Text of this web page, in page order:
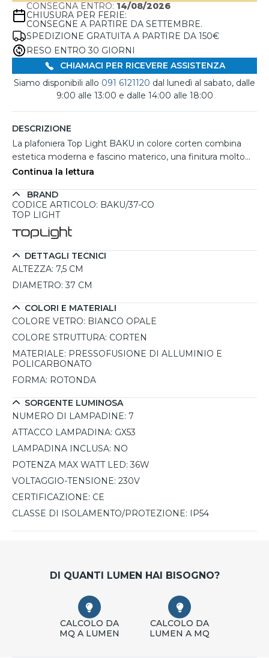
CONSEGNA ENTRO: 14/08/2026
CHIUSURA PER FERIE:
CONSEGNE A PARTIRE DA SETTEMBRE.
SPEDIZIONE GRATUITA A PARTIRE DA 150€
RESO ENTRO 30 GIORNI
CHIAMACI PER RICEVERE ASSISTENZA
Siamo disponibili allo 091 6121120 dal lunedì al sabato, dalle
9:00 alle 13:00 e dalle 14:00 alle 18:00
DESCRIZIONE
La plafoniera Top Light BAKU in colore corten combina
estetica moderna e fascino materico, una finitura molto
amata negli ambienti esterni per il suo effetto caldo e
perfettamente a porticati, terrazze e ingressi
contemporanei, mentre il diffusore bianco opale crea una
pressofusione di alluminio con protezione IP54, garantisce
affidabilità anche in spazi esposti a pioggia e umidità.
Compatibile con 7 lampadine GX53 intercambiabili fino a
36W complessivi.
Continua la lettura
BRAND
CODICE ARTICOLO: BAKU/37-CO
TOP LIGHT
DETTAGLI TECNICI
ALTEZZA: 7,5 CM
DIAMETRO: 37 CM
COLORI E MATERIALI
COLORE VETRO: BIANCO OPALE
COLORE STRUTTURA: CORTEN
MATERIALE: PRESSOFUSIONE DI ALLUMINIO E
POLICARBONATO
FORMA: ROTONDA
SORGENTE LUMINOSA
NUMERO DI LAMPADINE: 7
ATTACCO LAMPADINA: GX53
LAMPADINA INCLUSA: NO
POTENZA MAX WATT LED: 36W
VOLTAGGIO-TENSIONE: 230V
CERTIFICAZIONE: CE
CLASSE DI ISOLAMENTO/PROTEZIONE:
IP54
DI QUANTI LUMEN HAI BISOGNO?
CALCOLO DA
MQ A LUMEN
CALCOLO DA
LUMEN A MQ